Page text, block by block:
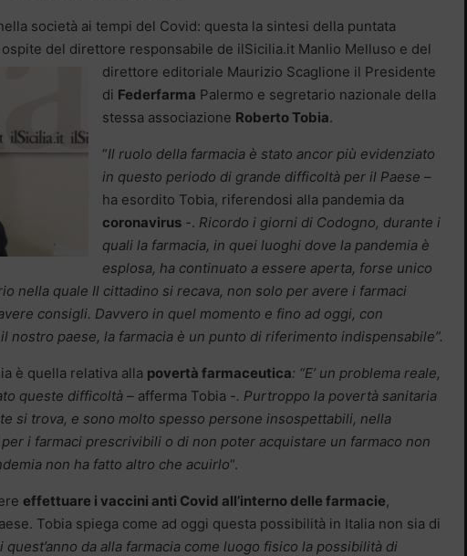
società ai tempi del Covid: questa la sintesi della puntata
ospite del direttore responsabile de ilSicilia.it Manlio Melluso e del
direttore editoriale Maurizio Scaglione il Presidente
di Federfarma Palermo e segretario nazionale della
stessa associazione Roberto Tobia.
“Il ruolo della farmacia è stato ancor più evidenziato
in questo periodo di grande difficoltà per il Paese –
ha esordito Tobia, riferendosi alla pandemia da
coronavirus -. Ricordo i giorni di Codogno, durante i
quali la farmacia, in quei luoghi dove la pandemia è
esplosa, ha continuato a essere aperta, forse unico
nella quale Il cittadino si recava, non solo per avere i farmaci
consigli. Davvero in quel momento e fino ad oggi, con
nostro paese, la farmacia è un punto di riferimento indispensabile”.
è quella relativa alla povertà farmaceutica: “E’ un problema reale,
queste difficoltà – afferma Tobia -. Purtroppo la povertà sanitaria
si trova, e sono molto spesso persone insospettabili, nella
i farmaci prescrivibili o di non poter acquistare un farmaco non
non ha fatto altro che acuirlo“.
effettuare i vaccini anti Covid all’interno delle farmacie,
Tobia spiega come ad oggi questa possibilità in Italia non sia di
quest’anno da alla farmacia come luogo fisico la possibilità di